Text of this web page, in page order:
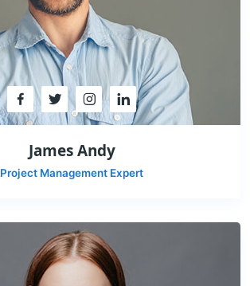
James Andy
Project Management Expert